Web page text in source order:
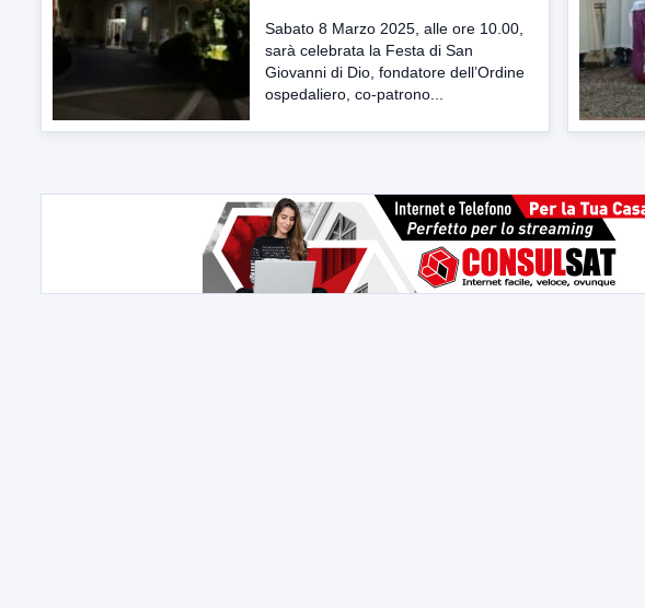
Sabato 8 Marzo 2025, alle ore 10.00,
sarà celebrata la Festa di San
Giovanni di Dio, fondatore dell’Ordine
ospedaliero, co-patrono...